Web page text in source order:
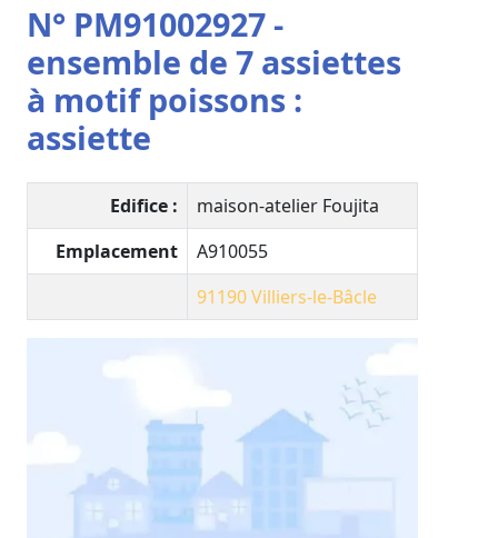
N° PM91002927 -
ensemble de 7 assiettes
à motif poissons :
assiette
Edifice :
maison-atelier Foujita
Emplacement
A910055
91190Villiers-le-Bâcle